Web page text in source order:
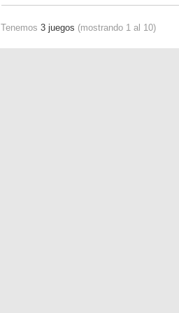
Tenemos 3 juegos (mostrando 1 al 10)